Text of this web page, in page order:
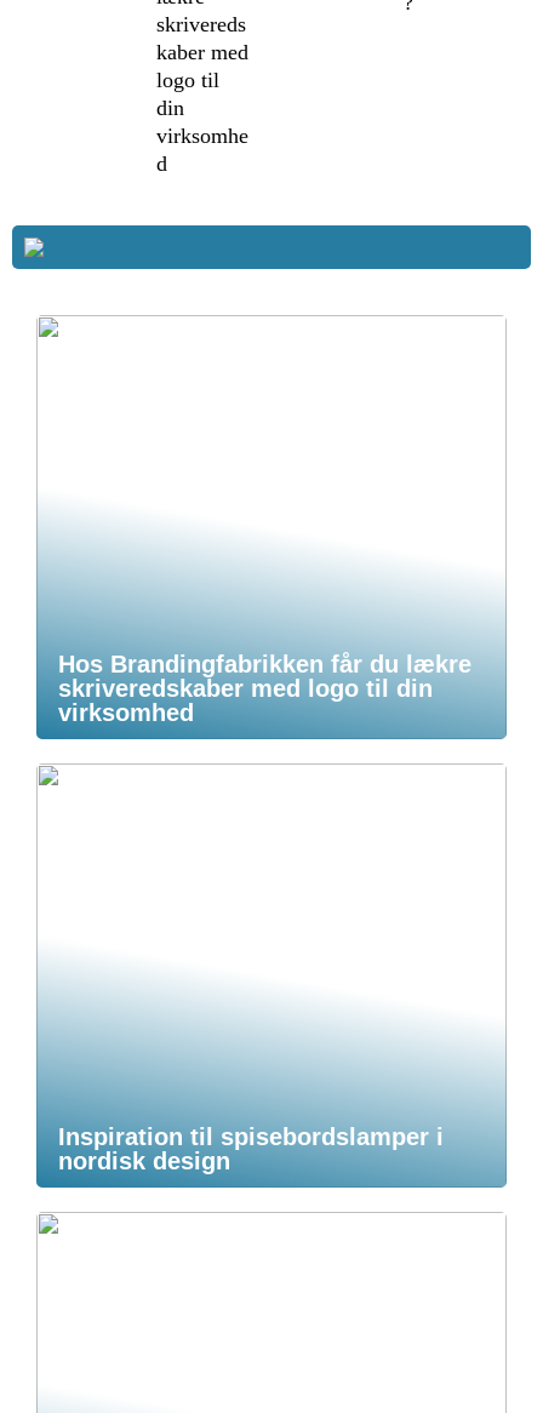
skrivereds
kaber med
logo til
din
virksomhe
d
Hos Brandingfabrikken får du lækre
skriveredskaber med logo til din
virksomhed
Inspiration til spisebordslamper i
nordisk design